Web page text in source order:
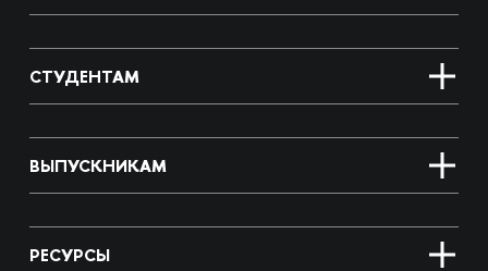
СТУДЕНТАМ
ВЫПУСКНИКАМ
РЕСУРСЫ